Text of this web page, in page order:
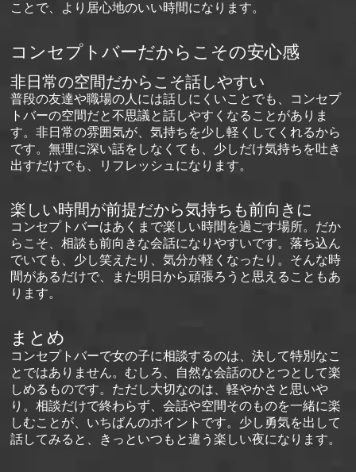
ことで、より居心地のいい時間になります。
コンセプトバーだからこその安心感
非日常の空間だからこそ話しやすい
普段の友達や職場の人には話しにくいことでも、コンセプ
トバーの空間だと不思議と話しやすくなることがありま
す。非日常の雰囲気が、気持ちを少し軽くしてくれるから
です。無理に深い話をしなくても、少しだけ気持ちを吐き
出すだけでも、リフレッシュになります。
楽しい時間が前提だから気持ちも前向きに
コンセプトバーはあくまで楽しい時間を過ごす場所。だか
らこそ、相談も前向きな会話になりやすいです。落ち込ん
でいても、少し笑えたり、気分が軽くなったり。そんな時
間があるだけで、また明日から頑張ろうと思えることもあ
ります。
まとめ
コンセプトバーで女の子に相談するのは、決して特別なこ
とではありません。むしろ、自然な会話のひとつとして楽
しめるものです。ただし大切なのは、軽やかさと思いや
り。相談だけで終わらず、会話や空間そのものを一緒に楽
しむことが、いちばんのポイントです。少し勇気を出して
話してみると、きっといつもと違う楽しい夜になります。